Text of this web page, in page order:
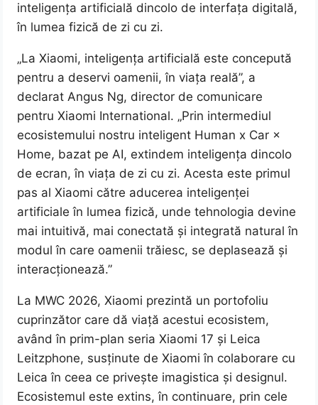
inteligența artificială dincolo de interfața digitală,
în lumea fizică de zi cu zi.
„La Xiaomi, inteligența artificială este concepută
pentru a deservi oamenii, în viața reală”, a
declarat Angus Ng, director de comunicare
pentru Xiaomi International. „Prin intermediul
ecosistemului nostru inteligent Human x Car ×
Home, bazat pe AI, extindem inteligența dincolo
de ecran, în viața de zi cu zi. Acesta este primul
pas al Xiaomi către aducerea inteligenței
artificiale în lumea fizică, unde tehnologia devine
mai intuitivă, mai conectată și integrată natural în
modul în care oamenii trăiesc, se deplasează și
interacționează.”
La MWC 2026, Xiaomi prezintă un portofoliu
cuprinzător care dă viață acestui ecosistem,
având în prim-plan seria Xiaomi 17 și Leica
Leitzphone, susținute de Xiaomi în colaborare cu
Leica în ceea ce privește imagistica și designul.
Ecosistemul este extins, în continuare, prin cele